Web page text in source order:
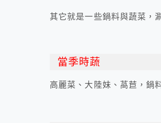
其它就是一些鍋料與蔬菜，
當季時蔬
高麗菜、大陸妹、萵苣，鍋